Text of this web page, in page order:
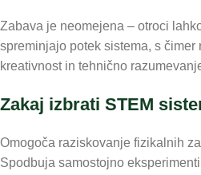
Zabava je neomejena – otroci
spreminjajo potek sistema, s
kreativnost in tehnično
Zakaj izbrati STEM
Omogoča raziskovanje fizikalnih
Spodbuja samostojno